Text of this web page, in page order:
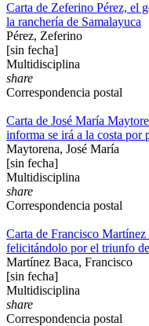
Carta de Zeferino Pérez, el
la ranchería de Samalayuca
Pérez, Zeferino
[sin fecha]
Multidisciplina
share
Correspondencia postal
Carta de José María
informa se irá a la costa por
Maytorena, José María
[sin fecha]
Multidisciplina
share
Correspondencia postal
Carta de Francisco
felicitándolo por el triunfo
Martínez Baca, Francisco
[sin fecha]
Multidisciplina
share
Correspondencia postal